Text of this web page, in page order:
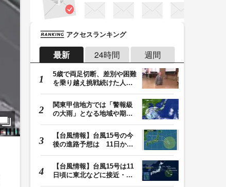
アクセスランキング
最新 24時間 週間
5歳で両足切断、差別や困難
を乗り越え挑戦続けた人
関東甲信地方では「警報級
の大雨」となる地域や期間
【台風情報】台風15号の今
後の進路予想は 11日から
【台風情報】台風15号は11
日頃に東北などに接近・上